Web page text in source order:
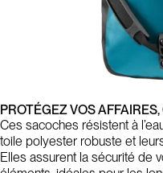
PROTÉGEZ VOS
Ces sacoches résistent à
toile polyester robuste et
Elles assurent la sécurité de